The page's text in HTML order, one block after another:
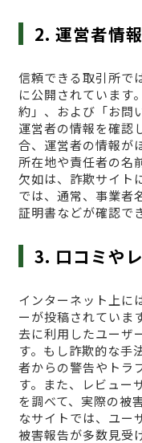
2. 運営者情
信頼できる取引所で
に公開されています
約」、および「お問
運営者の情報を確
合、運営者の情報が
所在地や責任者の名
欠如は、詐欺サイト
では、通常、事業者
証明書などが確認で
3. 口コミや
インターネット上に
ーが投稿されてい
去に利用したユーザ
す。もし詐欺的な手
者からの警告やトラ
す。また、レビュー
を調べて、実際の被
なサイトでは、ユー
被害報告が多数見受